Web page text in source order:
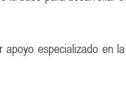
especializado en